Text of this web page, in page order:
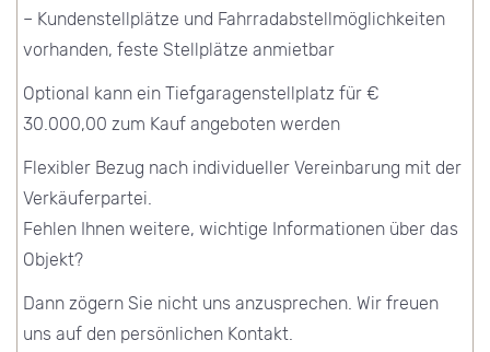
– Kundenstellplätze und Fahrradabstellmöglichkeiten
vorhanden, feste Stellplätze anmietbar
Optional kann ein Tiefgaragenstellplatz für €
30.000,00 zum Kauf angeboten werden
Flexibler Bezug nach individueller Vereinbarung mit der
Verkäuferpartei.
Fehlen Ihnen weitere, wichtige Informationen über das
Objekt?
Dann zögern Sie nicht uns anzusprechen. Wir freuen
uns auf den persönlichen Kontakt.